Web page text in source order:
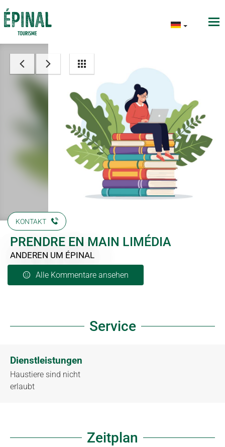
KONTAKT
PRENDRE EN MAIN LIMÉDIA
ANDEREN UM ÉPINAL
Alle Kommentare ansehen
Service
Dienstleistungen
Haustiere sind nicht
erlaubt
Zeitplan